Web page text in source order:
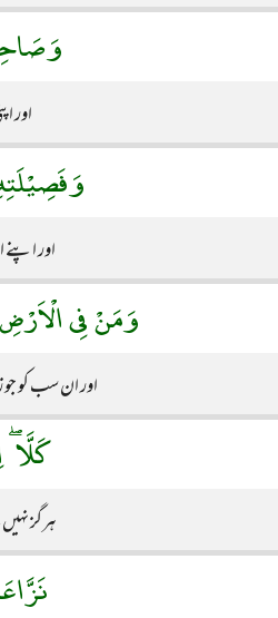
اور
اور اپنے
وَمَنْ فِى
اور ان سب کو
كَلَّا
ہرگز